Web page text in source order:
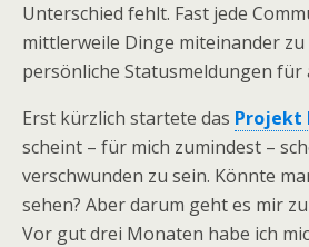
Unterschied fehlt. Fast jede
mittlerweile Dinge miteinander
persönliche Statusmeldungen für
Erst kürzlich startete das Projekt
scheint – für mich zumindest –
verschwunden zu sein. Könnte
sehen? Aber darum geht es mir
Vor gut drei Monaten habe ich